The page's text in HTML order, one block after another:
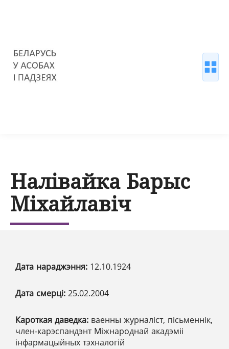
Налівайка Барыс
Міхайлавіч
Дата нараджэння: 12.10.1924
Дата смерці: 25.02.2004
Кароткая даведка: ваенны журналіст, пісьменнік,
член-карэспандэнт Міжнароднай акадэміі
інфармацыйных тэхналогій